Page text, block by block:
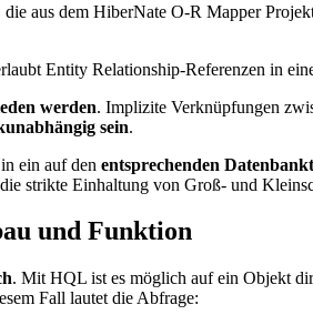
die aus dem HiberNate O-R Mapper
Entity Relationship-Referenzen in
werden. Implizite Verknüpfungen
sein.
in ein auf den entsprechenden
strikte Einhaltung von Groß- und
und Funktion
. Mit HQL ist es möglich auf ein Objekt
Fall lautet die Abfrage: